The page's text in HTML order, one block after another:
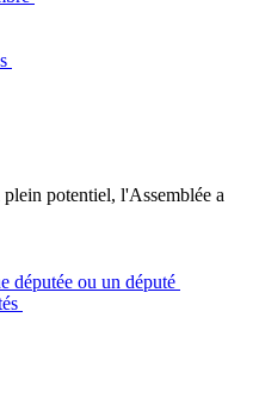
potentiel, l'Assemblée a
députée ou un député